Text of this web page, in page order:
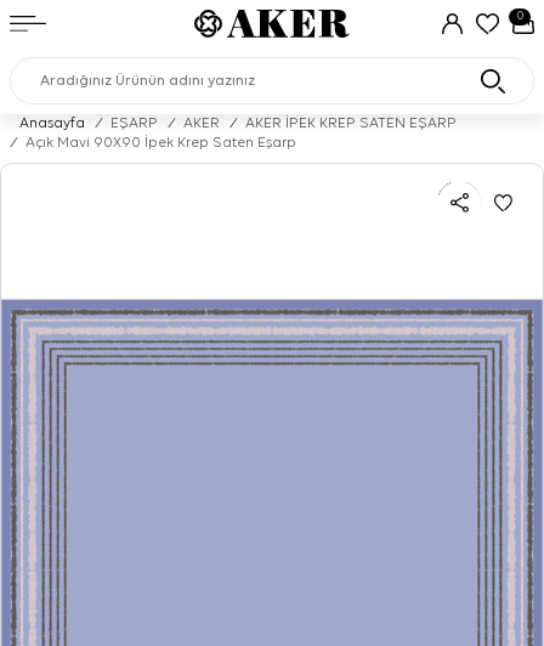
0
Anasayfa / EŞARP / AKER /
AKER İPEK KREP SATEN EŞARP
/
Açık Mavi 90X90 İpek Krep Saten Eşarp